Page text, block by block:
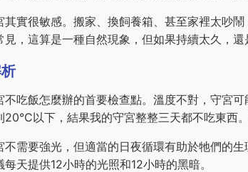
其實很敏感。搬家、換飼養箱、甚至家裡太吵
，這算是一種自然現象，但如果持續太久，還
不吃飯怎麼辦的首要檢查點。溫度不對，守宮
以下，結果我的守宮整整三天都不吃東西
不需要強光，但適當的日夜循環有助於牠們的
天提供12小時的光照和12小時的黑暗。